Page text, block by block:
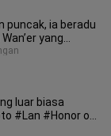
puncak, ia beradu
yang
sement
luar biasa
#Lan #Honor of